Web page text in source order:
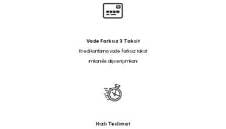
Vade Farksız 3 Taksit
Kredi kartlarına vade farksız taksit
imkanı ile alışveriş imkanı
Hızlı Teslimat